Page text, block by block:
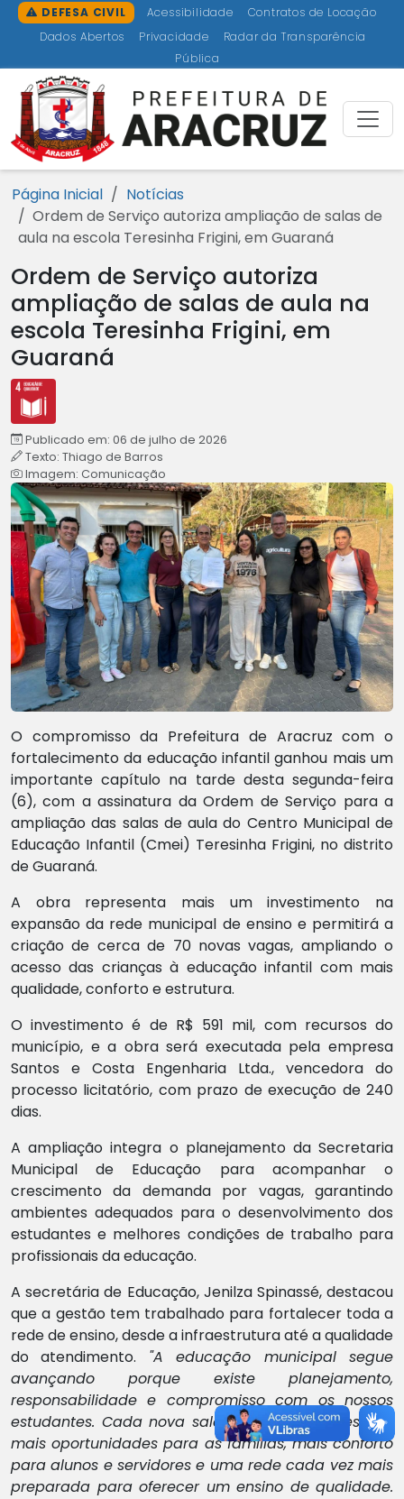
Ir para o conteúdo [1]
Ir para o menu [2]
Ir para a busca [3]
Ir para o rodapé [4]
DEFESA CIVIL Acessibilidade
Contratos de Locação
Dados Abertos
Privacidade
Radar da Transparência
Pública
Página Inicial
Notícias
Ordem de Serviço autoriza ampliação de salas de
aula na escola Teresinha Frigini, em Guaraná
Ordem de Serviço autoriza
ampliação de salas de aula na
escola Teresinha Frigini, em
Guaraná
Publicado em: 06 de julho de 2026
Texto: Thiago de Barros
Imagem: Comunicação
O compromisso da Prefeitura de Aracruz com o
fortalecimento da educação infantil ganhou mais um
importante capítulo na tarde desta segunda-feira
(6), com a assinatura da Ordem de Serviço para a
ampliação das salas de aula do Centro Municipal de
Educação Infantil (Cmei) Teresinha Frigini, no distrito
de Guaraná.
A obra representa mais um investimento na
expansão da rede municipal de ensino e permitirá a
criação de cerca de 70 novas vagas, ampliando o
acesso das crianças à educação infantil com mais
qualidade, conforto e estrutura.
O investimento é de R$ 591 mil, com recursos do
município, e a obra será executada pela empresa
Santos e Costa Engenharia Ltda., vencedora do
processo licitatório, com prazo de execução de 240
dias.
A ampliação integra o planejamento da Secretaria
Municipal de Educação para acompanhar o
crescimento da demanda por vagas, garantindo
ambientes adequados para o desenvolvimento dos
estudantes e melhores condições de trabalho para
profissionais da educação.
A secretária de Educação, Jenilza Spinassé, destacou
que a gestão tem trabalhado para fortalecer toda a
rede de ensino, desde a infraestrutura até a qualidade
do atendimento. "A educação municipal segue
avançando porque existe planejamento,
responsabilidade e compromisso com os nossos
estudantes. Cada nova sala construída representa
mais oportunidades para as famílias, mais conforto
para alunos e servidores e uma rede cada vez mais
preparada para oferecer um ensino de qualidade.